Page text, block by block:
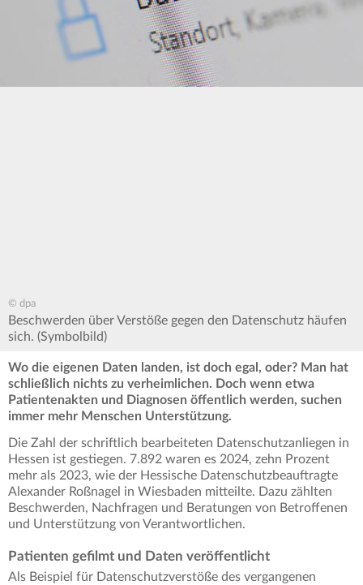
© dpa
Beschwerden über Verstöße gegen den Datenschutz häufen
sich. (Symbolbild)
Wo die eigenen Daten landen, ist doch egal, oder? Man hat
schließlich nichts zu verheimlichen. Doch wenn etwa
Patientenakten und Diagnosen öffentlich werden, suchen
immer mehr Menschen Unterstützung.
Die Zahl der schriftlich bearbeiteten Datenschutzanliegen in
Hessen ist gestiegen. 7.892 waren es 2024, zehn Prozent
mehr als 2023, wie der Hessische Datenschutzbeauftragte
Alexander Roßnagel in Wiesbaden mitteilte. Dazu zählten
Beschwerden, Nachfragen und Beratungen von Betroffenen
und Unterstützung von Verantwortlichen.
Patienten gefilmt und Daten veröffentlicht
Als Beispiel für Datenschutzverstöße des vergangenen